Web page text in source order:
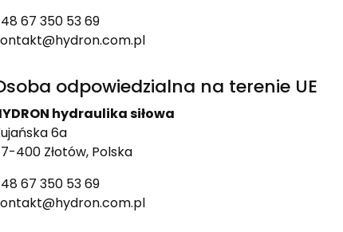
67 350 53 69
odpowiedzialna na terenie UE
hydraulika siłowa
6a
400 Złotów, Polska
67 350 53 69